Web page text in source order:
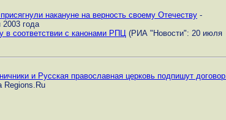
накануне на верность своему Отечеству -
года
в соответствии с канонами РПЦ (РИА "Новости": 20 июля
и Русская православная церковь подпишут договор.
Regions.Ru